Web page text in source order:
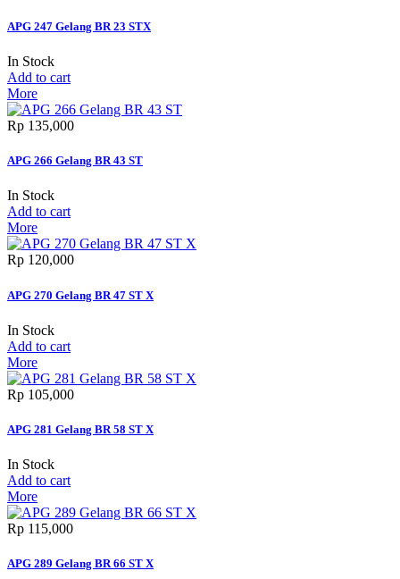
APG 247 Gelang BR 23 STX
In Stock
Add to cart
More
Rp‎ 135,000
APG 266 Gelang BR 43 ST
In Stock
Add to cart
More
Rp‎ 120,000
APG 270 Gelang BR 47 ST X
In Stock
Add to cart
More
Rp‎ 105,000
APG 281 Gelang BR 58 ST X
In Stock
Add to cart
More
Rp‎ 115,000
APG 289 Gelang BR 66 ST X